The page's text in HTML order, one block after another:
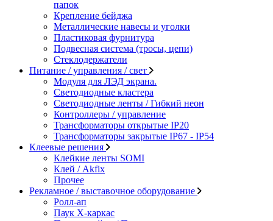
папок
Крепление бейджа
Металлические навесы и уголки
Пластиковая фурнитура
Подвесная система (тросы, цепи)
Стеклодержатели
Питание / управления / свет
Модуля для ЛЭД экрана.
Светодиодные кластера
Светодиодные ленты / Гибкий неон
Контроллеры / управление
Трансформаторы открытые IP20
Трансформаторы закрытые IP67 - IP54
Клеевые решения
Клейкие ленты SOMI
Клей / Akfix
Прочее
Рекламное / выставочное оборудование
Ролл-ап
Паук X-каркас